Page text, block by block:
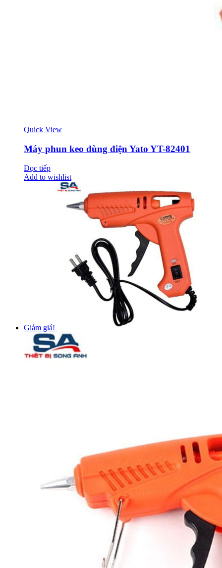
Quick View
Máy phun keo dùng điện Yato YT-82401
Đọc tiếp
Add to wishlist
Giảm giá!